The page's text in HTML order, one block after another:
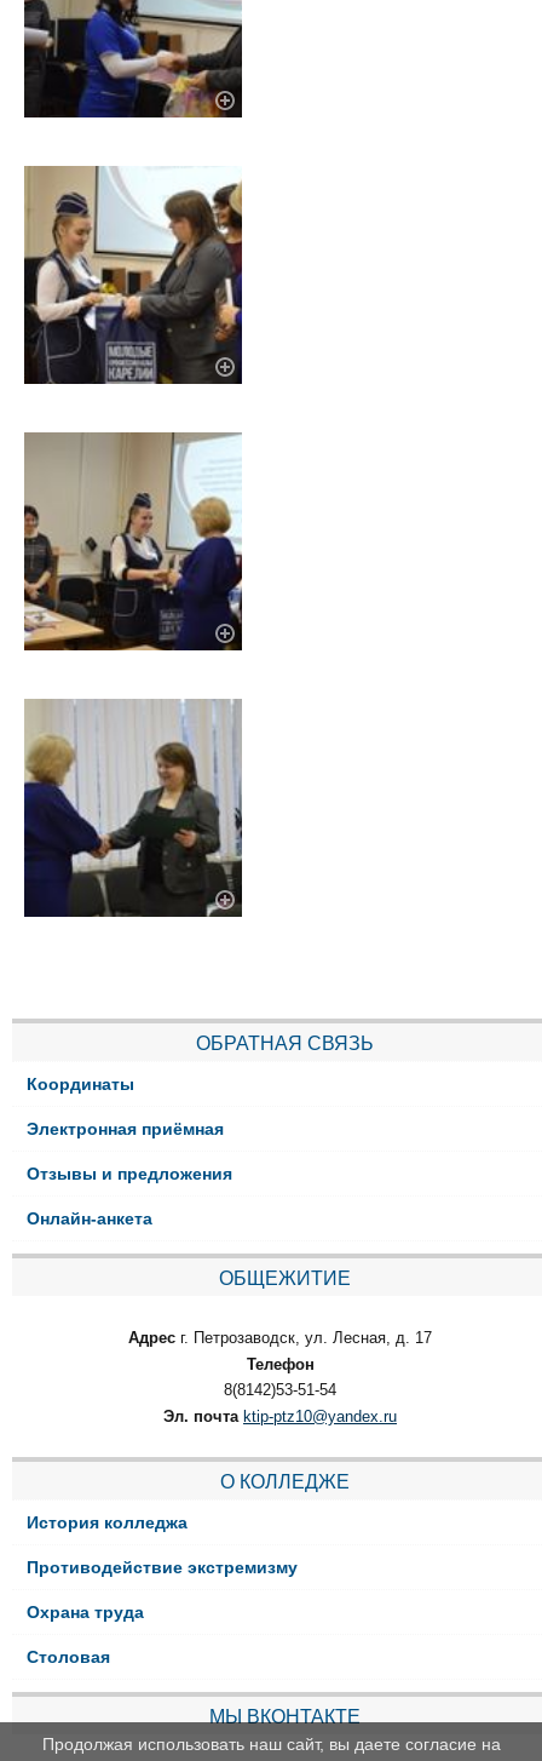
ОБРАТНАЯ СВЯЗЬ
Координаты
Электронная приёмная
Отзывы и предложения
Онлайн-анкета
ОБЩЕЖИТИЕ
Адрес г. Петрозаводск, ул. Лесная, д. 17
Телефон
8(8142)53-51-54
Эл. почта ktip-ptz10@yandex.ru
О КОЛЛЕДЖЕ
История колледжа
Противодействие экстремизму
Охрана труда
Столовая
МЫ ВКОНТАКТЕ
Продолжая использовать наш сайт, вы даете согласие на